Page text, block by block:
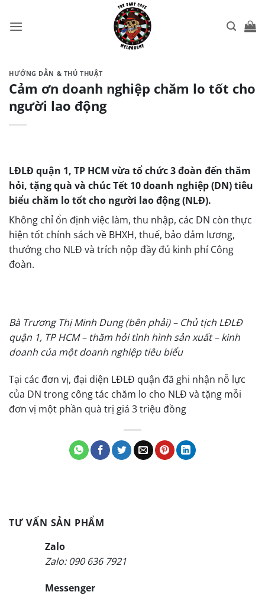
HƯỚNG DẪN & THỦ THUẬT
Cảm ơn doanh nghiệp chăm lo tốt cho
người lao động
LĐLĐ quận 1, TP HCM vừa tổ chức 3 đoàn đến thăm
hỏi, tặng quà và chúc Tết 10 doanh nghiệp (DN) tiêu
biểu chăm lo tốt cho người lao động (NLĐ).
Không chỉ ổn định việc làm, thu nhập, các DN còn thực
hiện tốt chính sách về BHXH, thuế, bảo đảm lương,
thưởng cho NLĐ và trích nộp đầy đủ kinh phí Công
đoàn.
Bà Trương Thị Minh Dung (bên phải) – Chủ tịch LĐLĐ
quận 1, TP HCM – thăm hỏi tình hình sản xuất – kinh
doanh của một doanh nghiệp tiêu biểu
Tại các đơn vị, đại diện LĐLĐ quận đã ghi nhận nỗ lực
của DN trong công tác chăm lo cho NLĐ và tặng mỗi
đơn vị một phần quà trị giá 3 triệu đồng
TƯ VẤN SẢN PHẨM
Zalo
Zalo: 090 636 7921
Messenger